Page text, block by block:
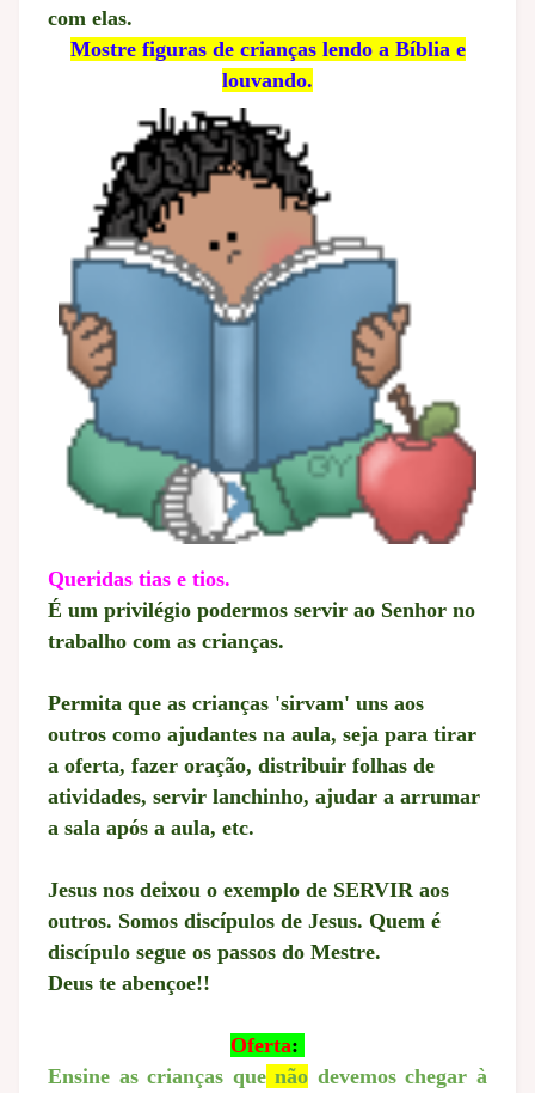
com elas.
Mostre figuras de crianças lendo a Bíblia e
louvando.
Queridas tias e tios.
É um privilégio podermos servir ao Senhor no
trabalho com as crianças.
Permita que as crianças 'sirvam' uns aos
outros como ajudantes na aula, seja para tirar
a oferta, fazer oração, distribuir folhas de
atividades, servir lanchinho, ajudar a arrumar
a sala após a aula, etc.
Jesus nos deixou o exemplo de SERVIR aos
outros. Somos discípulos de Jesus. Quem é
discípulo segue os passos do Mestre.
Deus te abençoe!!
Oferta:
Ensine as crianças quenão devemos chegar à